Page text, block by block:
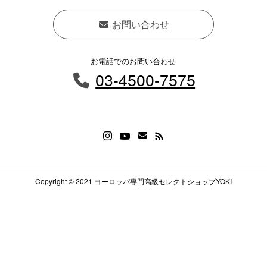
お問い合わせ
お電話でのお問い合わせ
03-4500-7575
Copyright © 2021 ヨーロッパ専門高級セレクトショップYOKI